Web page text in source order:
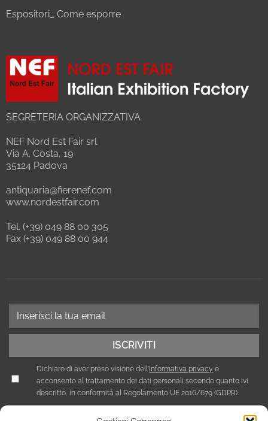
Espositori_ Come esporre
SEGRETERIA ORGANIZZATIVA
NEF Nord Est Fair srl
Via A. Costa, 19
35124 Padova
antiquaria@fierenef.com
www.nordestfair.com
Tel. (+39) 049 88 00 305
Fax (+39) 049 88 00 944
Dichiaro di aver preso visione dell' Informativa privacy e
acconsento al trattamento dei dati personali secondo quanto ivi
descritto, in conformità al Regolamento UE 2016/679 (GDPR).